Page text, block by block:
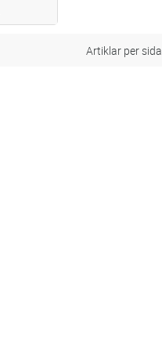
Artiklar per sida